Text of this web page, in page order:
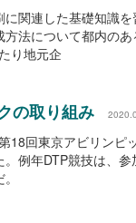
関連した基礎知識を
法について都内の
り地元企
の取り組み
18回東京アビリンピ
例年DTP競技は、